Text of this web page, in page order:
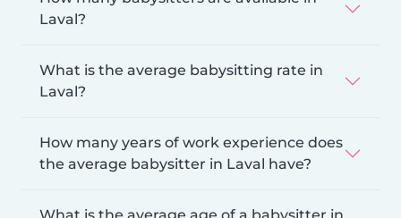
Laval?
What is the average babysitting rate in
Laval?
How many years of work experience does
the average babysitter in Laval have?